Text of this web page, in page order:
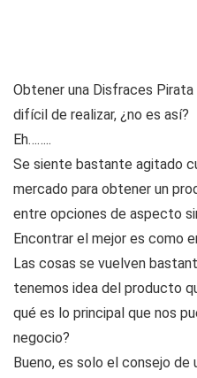
Obtener una Disfraces
difícil de realizar, ¿no es así?
Eh……..
Se siente bastante agitado
mercado para obtener un
entre opciones de aspecto
Encontrar el mejor es como
Las cosas se vuelven
tenemos idea del producto
qué es lo principal que nos
negocio?
Bueno, es solo el consejo de